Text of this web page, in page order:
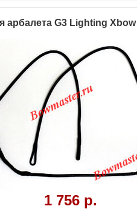
арбалета G3 Lighting
1 756 р.